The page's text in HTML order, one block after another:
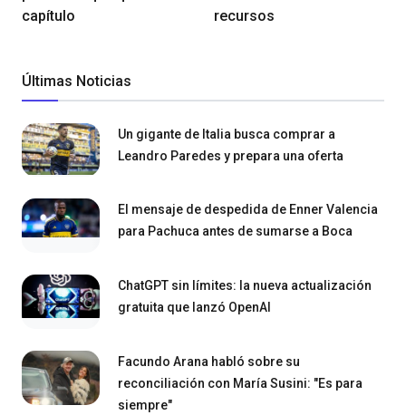
capítulo
recursos
Últimas Noticias
Un gigante de Italia busca comprar a
Leandro Paredes y prepara una oferta
El mensaje de despedida de Enner Valencia
para Pachuca antes de sumarse a Boca
ChatGPT sin límites: la nueva actualización
gratuita que lanzó OpenAI
Facundo Arana habló sobre su
reconciliación con María Susini: "Es para
siempre"